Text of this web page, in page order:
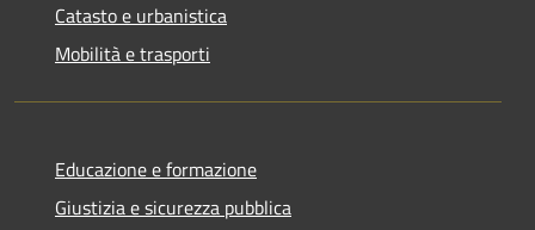
Catasto e urbanistica
Mobilità e trasporti
Educazione e formazione
Giustizia e sicurezza pubblica